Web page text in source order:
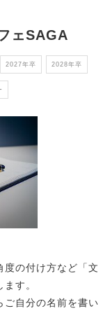
ェSAGA
2027年卒 2028年卒
度の付け方など「文
す。
ご自分の名前を書い